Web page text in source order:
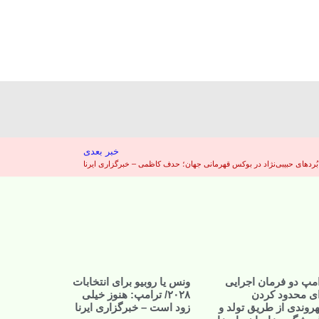
خبر بعدی
بُردهای حبیبی‌نژاد در بوکس قهرمانی جهان؛ حدف کاظمی – خبرگزاری ایرنا
دو فرمان اجرایی
محدود کردن
از طریق تولد و
ونس یا روبیو برای انتخابات
۲۰۲۸/ ترامپ: هنوز خیلی
زود است – خبرگزاری ایرنا